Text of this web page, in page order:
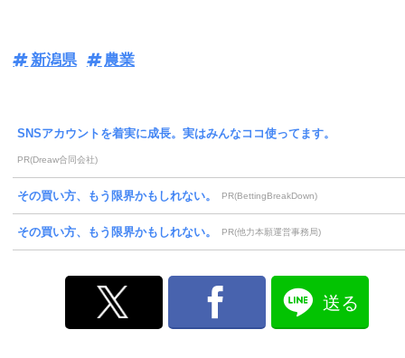
新潟県 農業
SNSアカウントを着実に成長。実はみんなココ使ってます。
PR(Dreaw合同会社)
その買い方、もう限界かもしれない。 PR(BettingBreakDown)
その買い方、もう限界かもしれない。 PR(他力本願運営事務局)
送る